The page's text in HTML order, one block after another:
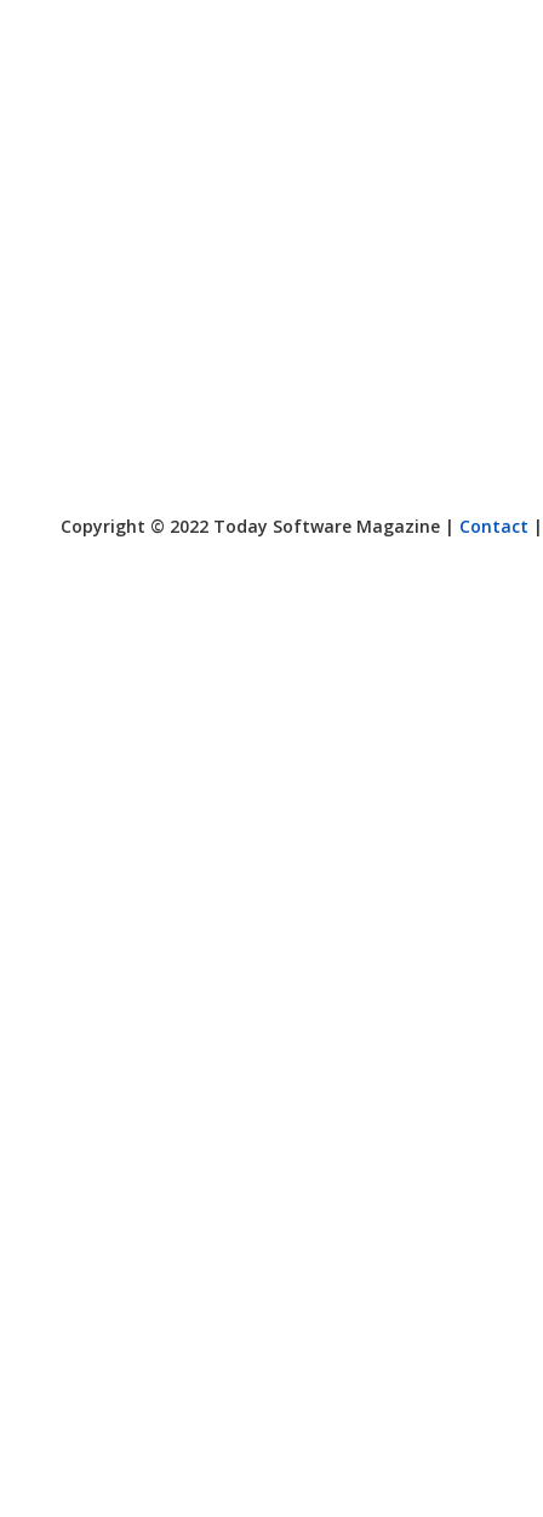
Copyright © 2022 Today Software Magazine | Contact